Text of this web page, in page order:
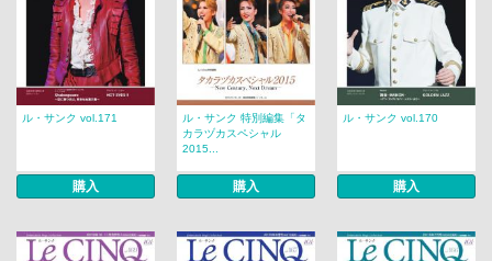
ル・サンク vol.171
購入
ル・サンク 特別編集「タ
カラヅカスペシャル
2015...
購入
ル・サンク vol.170
購入